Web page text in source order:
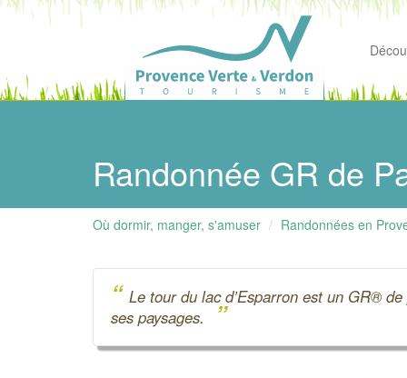
Randonnée GR de
Où dormir, manger, s'amuser Randonnées en
“ Le tour du lac d’Esparron est un GR®
ses paysages.
”